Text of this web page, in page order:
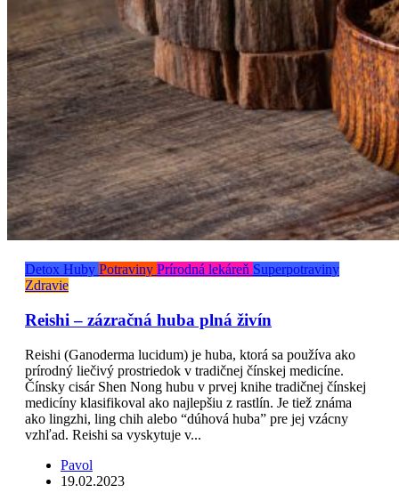
Detox Huby Potraviny Prírodná lekáreň Superpotraviny
Zdravie
Reishi – zázračná huba plná živín
Reishi (Ganoderma lucidum) je huba, ktorá sa používa ako
prírodný liečivý prostriedok v tradičnej čínskej medicíne.
Čínsky cisár Shen Nong hubu v prvej knihe tradičnej čínskej
medicíny klasifikoval ako najlepšiu z rastlín. Je tiež známa
ako lingzhi, ling chih alebo “dúhová huba” pre jej vzácny
vzhľad. Reishi sa vyskytuje v...
Pavol
19.02.2023